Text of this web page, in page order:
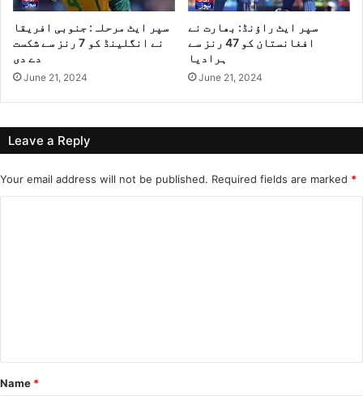
سپر ایٹ مرحلہ: جنوبی افریقا
نے انگلینڈ کو 7 رنز سے شکست
دے دی
June 21, 2024
سپر ایٹ راؤنڈ: بھارت نے
افغانستان کو 47 رنز سے
ہرادیا
June 21, 2024
Leave a Reply
Your email address will not be published. Required fields are marked *
*
Name *